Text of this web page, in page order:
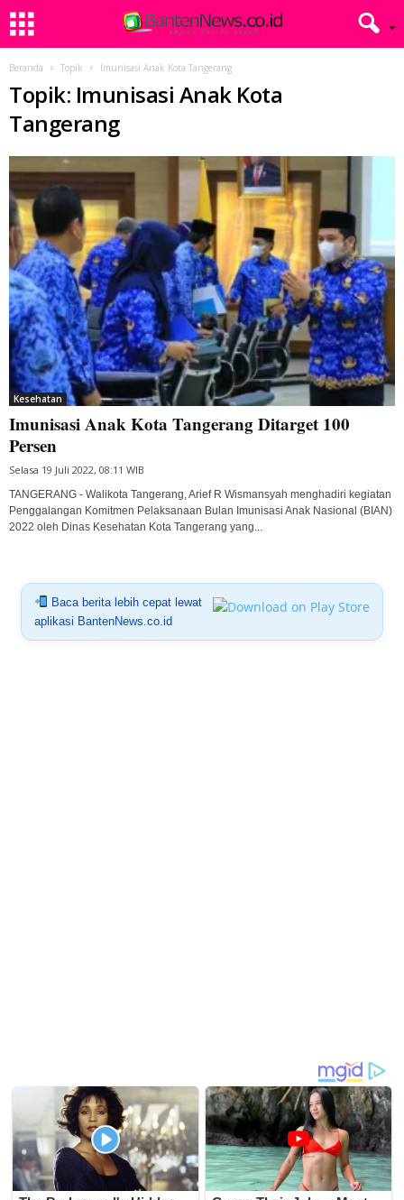
Beranda Topik Imunisasi Anak Kota Tangerang
Topik: Imunisasi Anak Kota
Tangerang
Kesehatan
Imunisasi Anak Kota Tangerang Ditarget 100
Persen
Selasa 19 Juli 2022, 08:11 WIB
TANGERANG - Walikota Tangerang, Arief R Wismansyah menghadiri kegiatan
Penggalangan Komitmen Pelaksanaan Bulan Imunisasi Anak Nasional (BIAN)
2022 oleh Dinas Kesehatan Kota Tangerang yang...
Baca berita lebih cepat lewat
aplikasi BantenNews.co.id